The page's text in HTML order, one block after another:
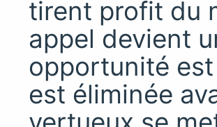
tirent profit du
appel devient
opportunité
est éliminée